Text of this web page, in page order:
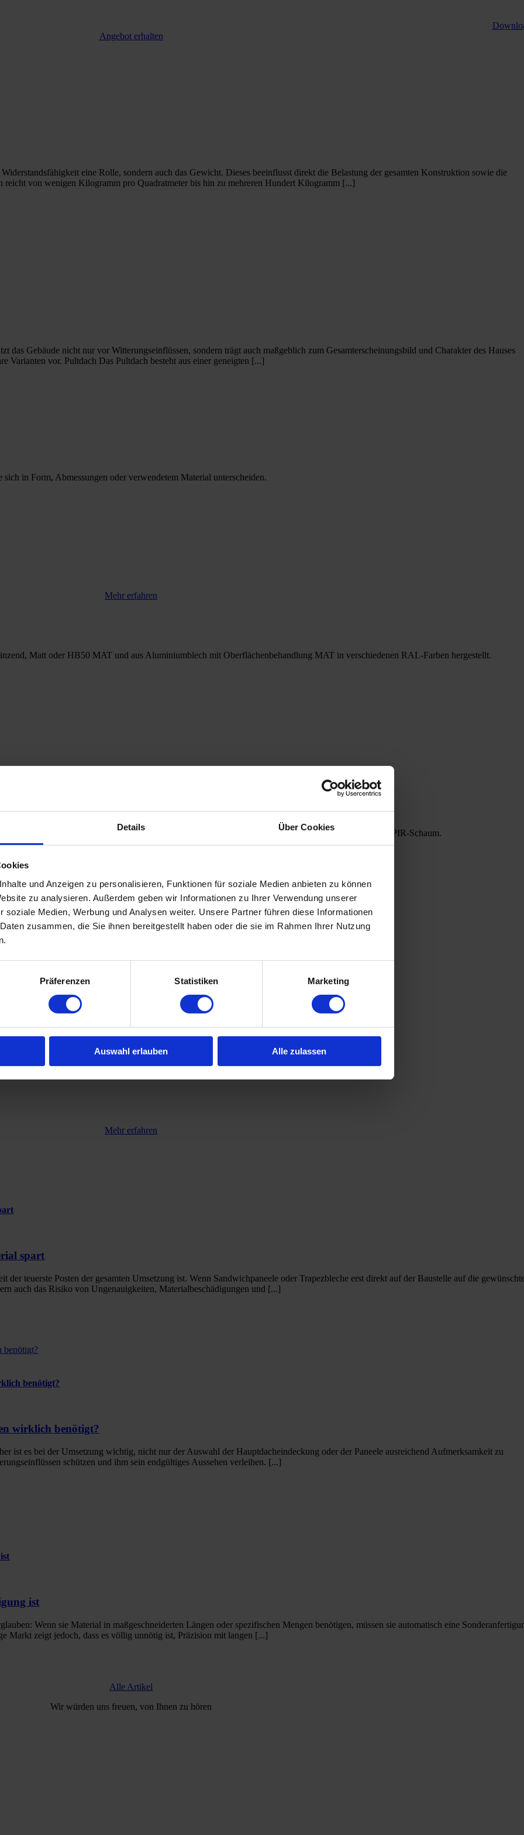
Details Über Cookies
und Anzeigen zu personalisieren, Funktionen für soziale Medien anbieten zu können
zu analysieren. Außerdem geben wir Informationen zu Ihrer Verwendung unserer
soziale Medien, Werbung und Analysen weiter. Unsere Partner führen diese Informationen
zusammen, die Sie ihnen bereitgestellt haben oder die sie im Rahmen Ihrer Nutzung
Präferenzen Statistiken Marketing
Auswahl erlauben Alle zulassen
Angebot erhalten
eine Rolle, sondern auch das Gewicht. Dieses beeinflusst direkt die Belastung der gesamten Konstruktion sowie die
von wenigen Kilogramm pro Quadratmeter bis hin zu mehreren Hundert Kilogramm [...]
das Gebäude nicht nur vor Witterungseinflüssen, sondern trägt auch maßgeblich zum Gesamterscheinungsbild und Charakter des Hauses
vor. Pultdach Das Pultdach besteht aus einer geneigten [...]
in Form, Abmessungen oder verwendetem Material unterscheiden.
Mehr erfahren
Matt oder HB50 MAT und aus Aluminiumblech mit Oberflächenbehandlung MAT in verschiedenen RAL-Farben hergestellt.
Stahlblech für Dächer mit einer Neigung ab 4 Grad. Isoliert mit PU-Schaum oder auf Wunsch mit PIR-Schaum.
Mehr erfahren
spart
der teuerste Posten der gesamten Umsetzung ist. Wenn Sandwichpaneele oder Trapezbleche erst direkt auf der Baustelle auf die
auch das Risiko von Ungenauigkeiten, Materialbeschädigungen und [...]
benötigt?
benötigt?
wirklich benötigt?
ist es bei der Umsetzung wichtig, nicht nur der Auswahl der Hauptdacheindeckung oder der Paneele ausreichend Aufmerksamkeit zu
schützen und ihm sein endgültiges Aussehen verleihen. [...]
ist
Wenn sie Material in maßgeschneiderten Längen oder spezifischen Mengen benötigen, müssen sie automatisch eine
Markt zeigt jedoch, dass es völlig unnötig ist, Präzision mit langen [...]
Alle Artikel
Wir würden uns freuen, von Ihnen zu hören